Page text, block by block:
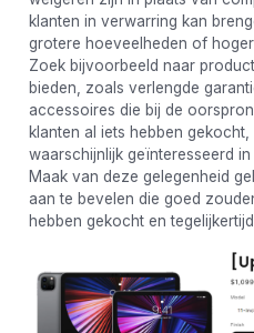
klanten in verwarring kan
grotere hoeveelheden of
Zoek bijvoorbeeld naar
bieden, zoals verlengde
accessoires die bij de
klanten al iets hebben
waarschijnlijk geïnteresseerd
Maak van deze gelegenheid
aan te bevelen die goed
hebben gekocht en